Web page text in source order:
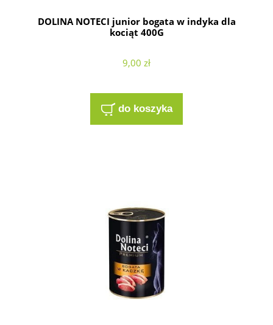
DOLINA NOTECI junior bogata w indyka dla
kociąt 400G
9,00 zł
do koszyka